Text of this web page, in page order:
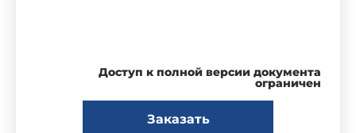
Доступ к полной версии документа
ограничен
Заказать